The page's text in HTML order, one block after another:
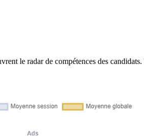
le radar de compétences des